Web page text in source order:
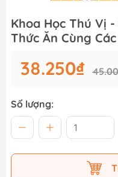
Khoa Học Thú Vị
Thức Ăn Cùng
38.250₫
Số lượng: